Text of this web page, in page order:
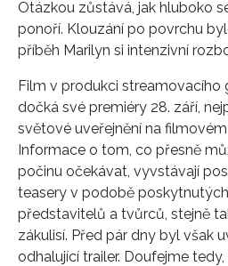
Otázkou zůstává, jak hluboko
ponoří. Klouzání po povrchu
příběh Marilyn si intenzivní
Film v produkci streamovacího
dočká své premiéry 28. září,
světové uveřejnění na
Informace o tom, co přesně
počinu očekávat, vyvstávají
teasery v podobě
představitelů a tvůrců, stejně
zákulisí. Před pár dny byl však
odhalující trailer. Doufejme